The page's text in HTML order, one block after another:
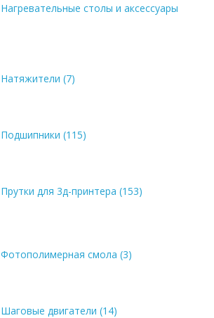
Нагревательные столы и аксессуары
Натяжители (7)
Подшипники (115)
Прутки для 3д-принтера (153)
Фотополимерная смола (3)
Шаговые двигатели (14)